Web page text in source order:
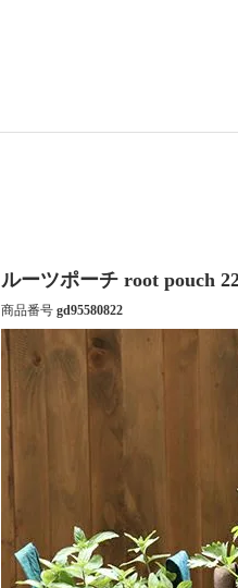
ルーツポーチ root pouch
商品番号 gd95580822